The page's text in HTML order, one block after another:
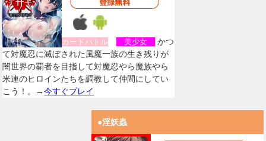
カードバトル 美少女
かつ
て対魔忍に滅ぼされた風魔一族の生き残りが
闇世界の覇者を目指して対魔忍やら魔族やら
米連のヒロインたちを調教して仲間にしてい
こう！。→今すぐプレイ
●淫妖蟲